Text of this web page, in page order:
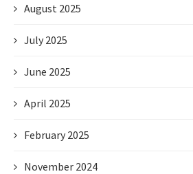
August 2025
July 2025
June 2025
April 2025
February 2025
November 2024